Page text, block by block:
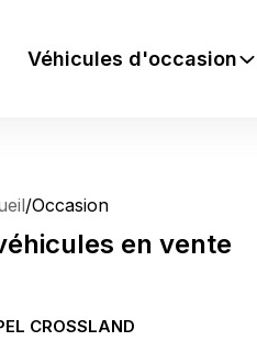
Véhicules d'occasion
/Occasion
en vente
CROSSLAND